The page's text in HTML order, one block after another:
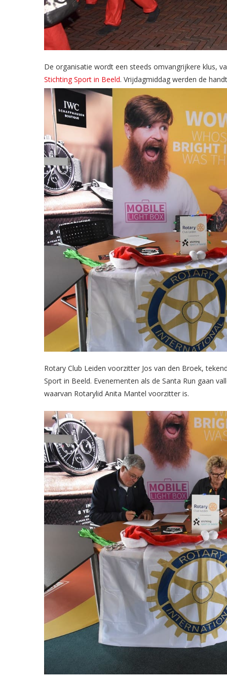
De organisatie wordt een steeds omvangrijkere klus,
Stichting Sport in Beeld. Vrijdagmiddag werden de
Rotary Club Leiden voorzitter Jos van den Broek,
Sport in Beeld. Evenementen als de Santa Run gaan
waarvan Rotarylid Anita Mantel voorzitter is.